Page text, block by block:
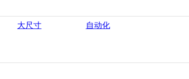
大尺寸 自动化